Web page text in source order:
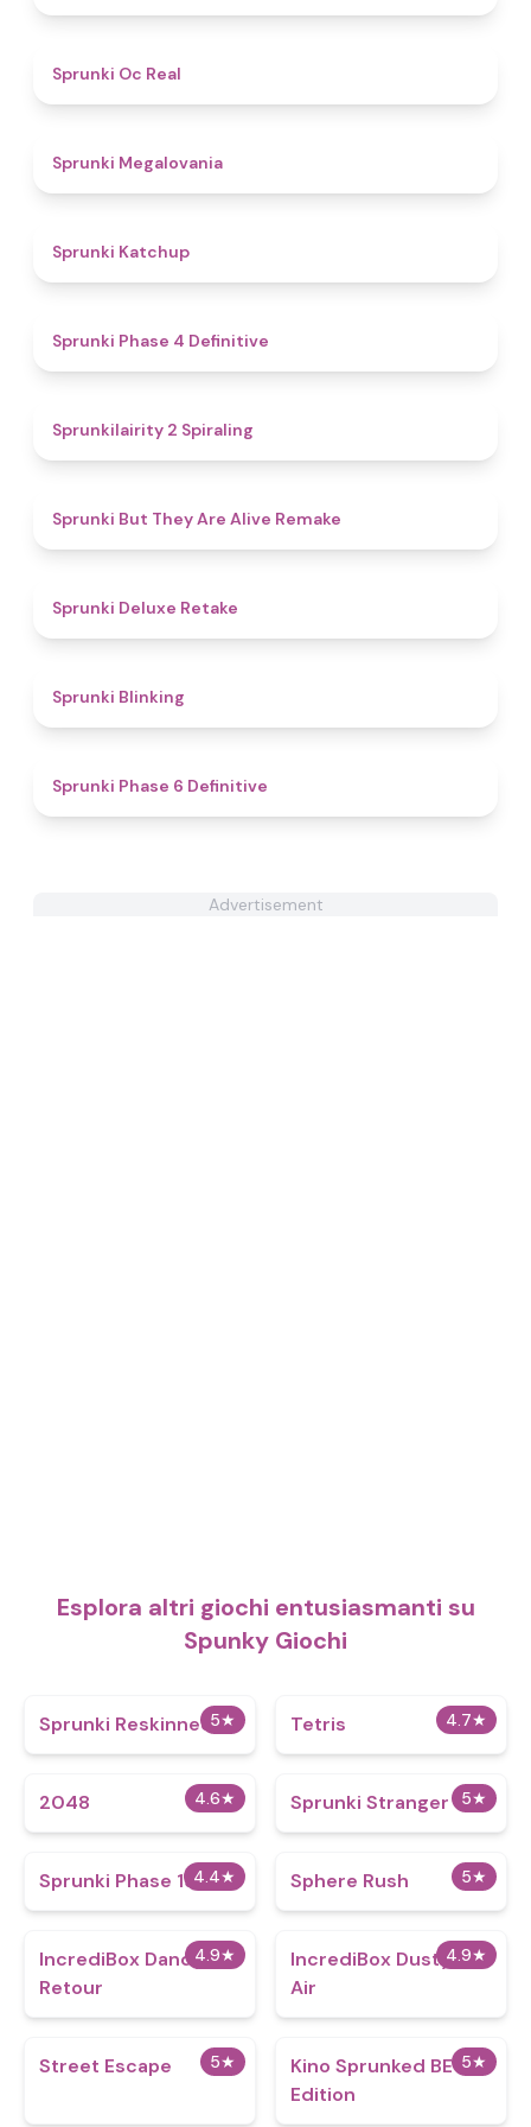
Sprunki Oc Real
Sprunki Megalovania
Sprunki Katchup
Sprunki Phase 4 Definitive
Sprunkilairity 2 Spiraling
Sprunki But They Are Alive Remake
Sprunki Deluxe Retake
Sprunki Blinking
Sprunki Phase 6 Definitive
Advertisement
Esplora altri giochi entusiasmanti su
Spunky Giochi
5★
Sprunki Reskinned 2 4.7★
Tetris
4.6★
2048 5★
Sprunki Stranger
4.4★
Sprunki Phase 19 5★
Sphere Rush
4.9★
IncrediBox Dandy's
Retour
4.9★
IncrediBox Dusty Like
Air
5★
Street Escape 5★
Kino Sprunked BE
Edition